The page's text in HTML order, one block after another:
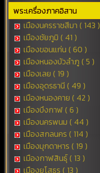
พระเครื่องภาคอิสาน
เมืองนครราชสีมา ( 143 )
เมืองชัยภูมิ ( 41 )
เมืองขอนแก่น ( 60 )
เมืองหนองบัวลำภู ( 5 )
เมืองเลย ( 19 )
เมืองอุดรธานี ( 49 )
เมืองหนองคาย ( 42 )
เมืองบึงกาฬ ( 6 )
เมืองนครพนม ( 44 )
เมืองสกลนคร ( 114 )
เมืองมุกดาหาร ( 19 )
เมืองกาฬสินธุ์ ( 13 )
เมืองยโสธร ( 13 )